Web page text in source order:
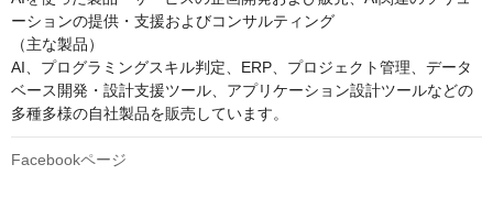
ーションの提供・支援およびコンサルティング
（主な製品）
AI、プログラミングスキル判定、ERP、プロジェクト管理、データ
ベース開発・設計支援ツール、アプリケーション設計ツールなどの
Facebookページ